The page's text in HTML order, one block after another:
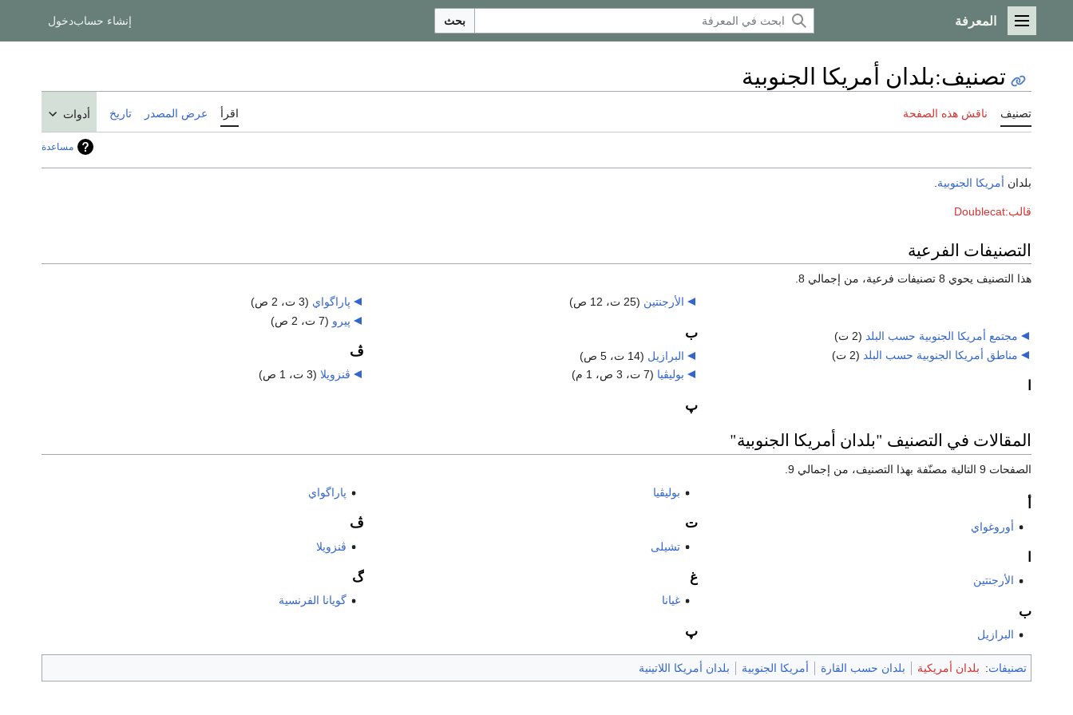
القائمة الرئيسية
المعرفة بحث إنشاء حسابدخول
تصنيف:بلدان أمريكا الجنوبية
تصنيف ناقش هذه الصفحة اقرأ عرض المصدر تاريخ أدوات
مساعدة
بلدان أمريكا الجنوبية
قالب:Doublecat
التصنيفات الفرعية
هذا التصنيف يحوي 8 تصنيفات فرعية، من إجمالي 8.
مجتمع أمريكا الجنوبية حسب البلد (2 ت)
مناطق أمريكا الجنوبية حسب البلد (2 ت)
الأرجنتين (25 ت، 12 ص)
ب
البرازيل (14 ت، 5 ص)
بوليڤيا (7 ت، 3 ص، 1 م)
پ
پاراگواي (3 ت، 2 ص)
پيرو (7 ت، 2 ص)
ڤ
ڤنزويلا (3 ت، 1 ص)
المقالات في التصنيف "بلدان أمريكا الجنوبية"
الصفحات 9 التالية مصنّفة بهذا التصنيف، من إجمالي 9.
أوروغواي
الأرجنتين
ب
البرازيل
بوليڤيا
ت
تشيلى
غ
غيانا
پ
پاراگواي
ڤ
ڤنزويلا
گ
گويانا الفرنسية
تصنيفات: بلدان أمريكية بلدان حسب القارة أمريكا الجنوبية بلدان أمريكا اللاتينية